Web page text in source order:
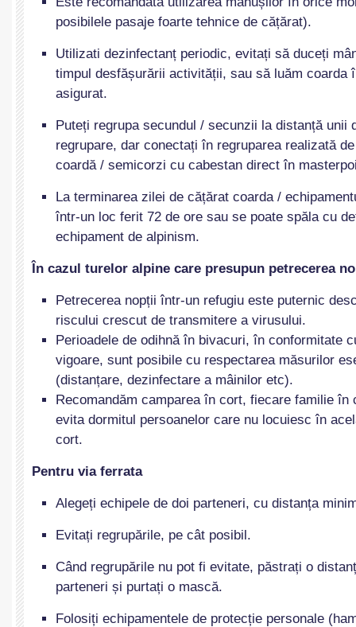
posibilele pasaje foarte tehnice de cățărat).
Utilizati dezinfectanț periodic, evitați să duceți
timpul desfășurării activității, sau să luăm coarda
asigurat.
Puteți regrupa secundul / secunzii la distanță unii
regrupare, dar conectați în regruparea realizată
coardă / semicorzi cu cabestan direct în
La terminarea zilei de cățărat coarda /
într-un loc ferit 72 de ore sau se poate spăla cu
echipament de alpinism.
În cazul turelor alpine care presupun petrecerea
Petrecerea nopții într-un refugiu este puternic
riscului crescut de transmitere a virusului.
Perioadele de odihnă în bivacuri, în conformitate
vigoare, sunt posibile cu respectarea măsurilor
(distanțare, dezinfectare a mâinilor etc).
Recomandăm camparea în cort, fiecare familie în
evita dormitul persoanelor care nu locuiesc în
cort.
Pentru via ferrata
Alegeți echipele de doi parteneri, cu distanța
Evitați regrupările, pe cât posibil.
Când regrupările nu pot fi evitate, păstrați o
parteneri și purtați o mască.
Folosiți echipamentele de protecție personale